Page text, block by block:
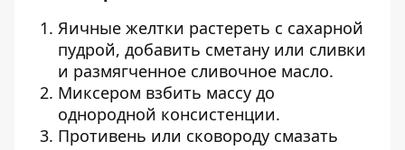
Яичные желтки растереть с сахарной
пудрой, добавить сметану или сливки
и размягченное сливочное масло.
Миксером взбить массу до
однородной консистенции.
Противень или сковороду смазать